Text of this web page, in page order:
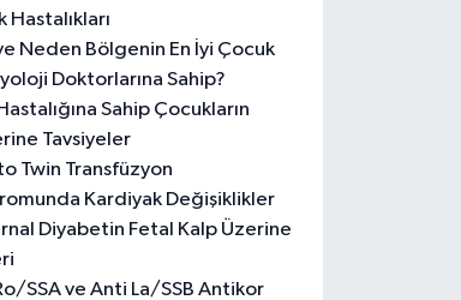
Hastalıkları
Neden Bölgenin En İyi Çocuk
Doktorlarına Sahip?
Sahip Çocukların
Tavsiyeler
Twin Transfüzyon
Kardiyak Değişiklikler
Diyabetin Fetal Kalp Üzerine
SSA ve Anti La/SSB Antikor